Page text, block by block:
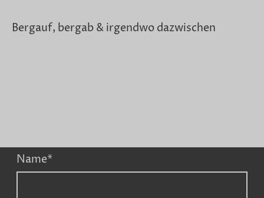
Bergauf, bergab & irgendwo dazwischen
Name*